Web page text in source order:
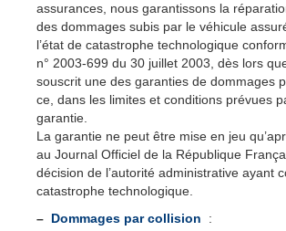
assurances, nous garantissons la
des dommages subis par le véhicule
l’état de catastrophe technologique
n° 2003-699 du 30 juillet 2003, dès lors
souscrit une des garanties de dommages
ce, dans les limites et conditions prévues
garantie.
La garantie ne peut être mise en jeu
au Journal Officiel de la République
décision de l’autorité administrative ayant
catastrophe technologique.
– Dommages par collision
: